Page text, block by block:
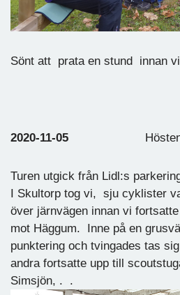
Sönt att prata en stund innan
2020-11-05
Turen utgick från Lidl:s
I Skultorp tog vi, sju cyklister
över järnvägen innan vi
mot Häggum. Inne på en
punktering och tvingades tas
andra fortsatte upp till
Simsjön, . .